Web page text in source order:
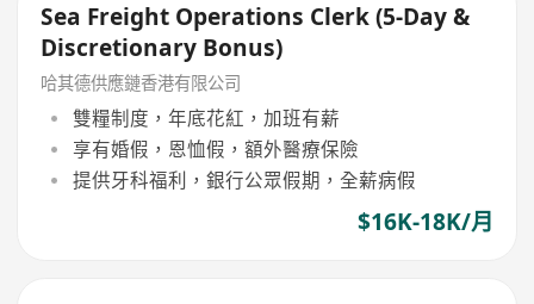
Sea Freight Operations Clerk (5-Day &
Discretionary Bonus)
哈其德供應鏈香港有限公司
雙糧制度，年底花紅，加班有薪
享有婚假，恩恤假，額外醫療保險
提供牙科福利，銀行公眾假期，全薪病假
$16K-18K/月